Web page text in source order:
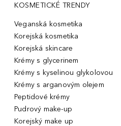
KOSMETICKÉ TRENDY
Veganská kosmetika
Korejská kosmetika
Korejská skincare
Krémy s glycerinem
Krémy s kyselinou glykolovou
Krémy s arganovým olejem
Peptidové krémy
Pudrový make-up
Korejský make up